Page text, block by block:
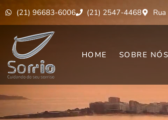
(21) 96683-6006 (21) 2547-4468
HOME SOBRE NÓS